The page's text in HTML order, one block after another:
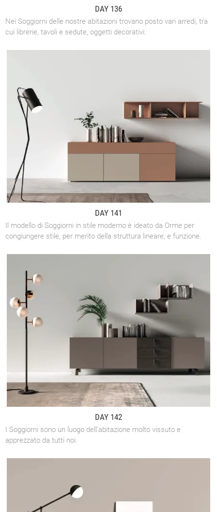
DAY 136
Nei Soggiorni delle nostre abitazioni trovano posto vari arredi, tra
cui librerie, tavoli e sedute, oggetti decorativi.
DAY 141
Il modello di Soggiorni in stile moderno è ideato da Orme per
congiungere stile, per merito della struttura lineare, e funzione.
DAY 142
I Soggiorni sono un luogo dell'abitazione molto vissuto e
apprezzato da tutti noi.